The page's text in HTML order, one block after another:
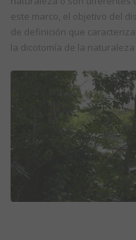
este marco, el objetivo del
de definición que
la dicotomía de la naturaleza